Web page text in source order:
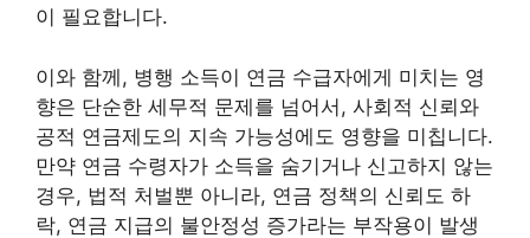
이 필요합니다.
이와 함께, 병행 소득이 연금 수급자에게 미치는 영
향은 단순한 세무적 문제를 넘어서, 사회적 신뢰와
공적 연금제도의 지속 가능성에도 영향을 미칩니다.
만약 연금 수령자가 소득을 숨기거나 신고하지 않는
경우, 법적 처벌뿐 아니라, 연금 정책의 신뢰도 하
락, 연금 지급의 불안정성 증가라는 부작용이 발생